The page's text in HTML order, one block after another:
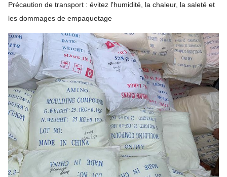
Précaution de transport : évitez l'humidité, la chaleur, la saleté et
les dommages de empaquetage